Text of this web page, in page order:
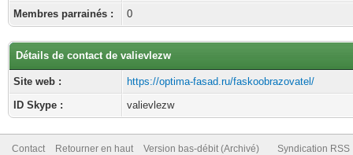
Membres parrainés : 0
Détails de contact de valievlezw
Site web :
https://optima-fasad.ru/faskoobrazovatel/
ID Skype :
valievlezw
Contact Retourner en haut Version bas-débit (Archivé) Syndication RSS